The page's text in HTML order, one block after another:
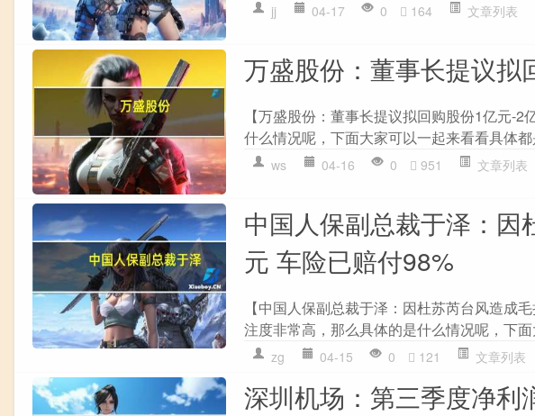
jj 04-17 0 164 文章列表
万盛股份：董事长提议拟
【万盛股份：董事长提议拟回购股份1亿元-
什么情况呢，下面大家可以一起来看看具体
ws 04-16 0 951 文章列表
中国人保副总裁于泽：
元 车险已赔付98%
【中国人保副总裁于泽：因杜苏芮台风造成
注度非常高，那么具体的是什么情况呢，下
zg 04-15 0 121 文章列表
深圳机场：第三季度净